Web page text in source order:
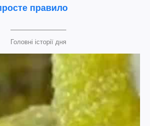
правило
Головні історії дня